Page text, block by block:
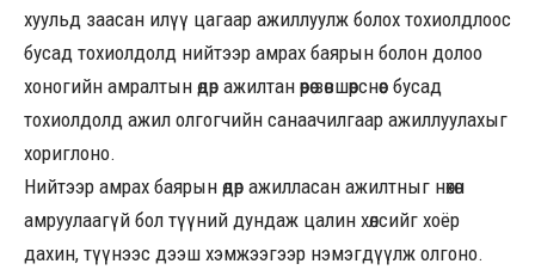
хуульд заасан илүү цагаар ажиллуулж болох тохиолдлоос
бусад тохиолдолд нийтээр амрах баярын болон долоо
хоногийн амралтын өдөр ажилтан өөрөө зөвшөөрснөөс бусад
тохиолдолд ажил олгогчийн санаачилгаар ажиллуулахыг
хориглоно.
Нийтээр амрах баярын өдөр ажилласан ажилтныг нөхөн
амруулаагүй бол түүний дундаж цалин хөлсийг хоёр
дахин, түүнээс дээш хэмжээгээр нэмэгдүүлж олгоно.